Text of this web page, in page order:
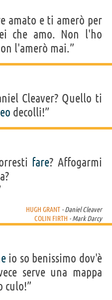
amato e ti amerò per
che amo. Non l'ho
l'amerò mai.”
Cleaver? Quello ti
decolli!”
fare? Affogarmi
HUGH GRANT - Daniel Cleaver
COLIN FIRTH - Mark Darcy
io so benissimo dov'è
serve una mappa
culo!”